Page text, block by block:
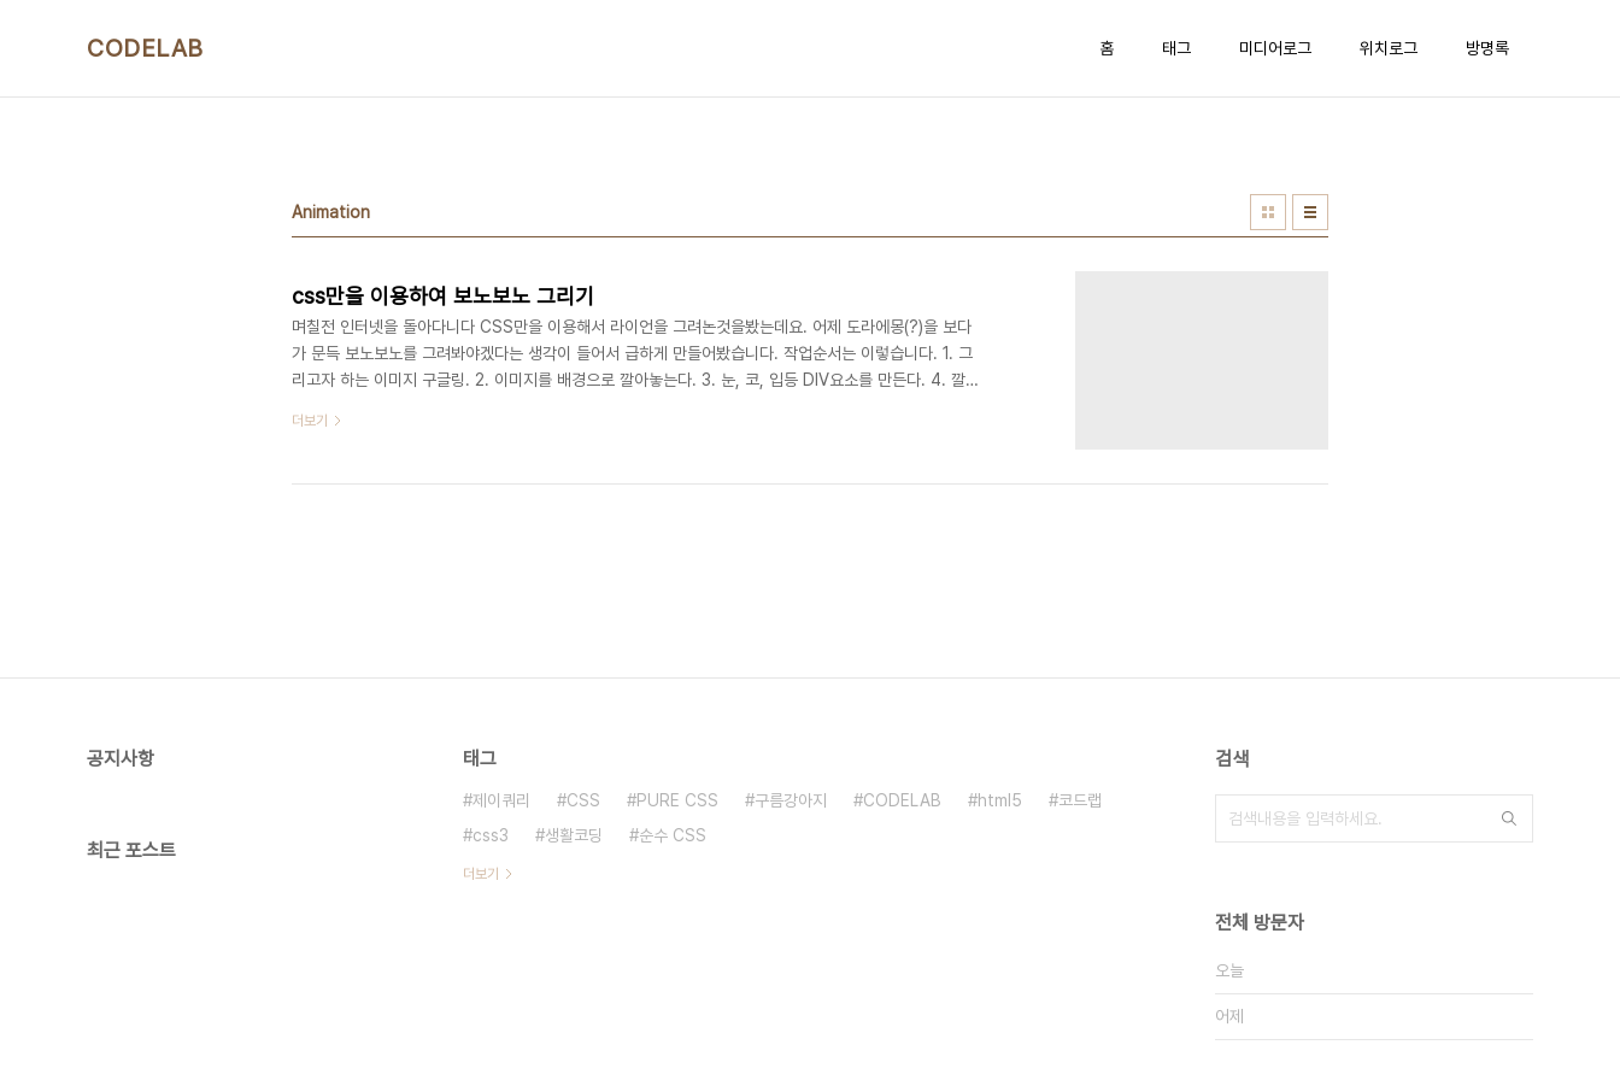
CODELAB 홈 태그 미디어로그 위치로그 방명록
Animation
css만을 이용하여 보노보노 그리기
며칠전 인터넷을 돌아다니다 CSS만을 이용해서 라이언을 그려논것을봤는데요. 어제 도라에몽(?)을 보다
가 문득 보노보노를 그려봐야겠다는 생각이 들어서 급하게 만들어봤습니다. 작업순서는 이렇습니다. 1. 그
리고자 하는 이미지 구글링. 2. 이미지를 배경으로 깔아놓는다. 3. 눈, 코, 입등 DIV요소를 만든다. 4. 깔아
다. 결과물 드랍 See the Pen BonoBono by jisungyoo (@mainplay) on CodePen. 주로 사용된
5. tra..
더보기
공지사항
최근 포스트
태그
제이쿼리 CSS PURE CSS 구름강아지 CODELAB html5
코드랩
css3
생활코딩 순수 CSS
더보기
검색
전체 방문자
오늘
어제